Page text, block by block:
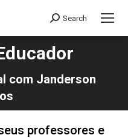
Search:
Search
com Janderson
aqui:
professores e